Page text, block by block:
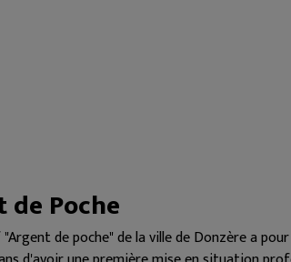
Poche
de poche" de la ville de Donzère a